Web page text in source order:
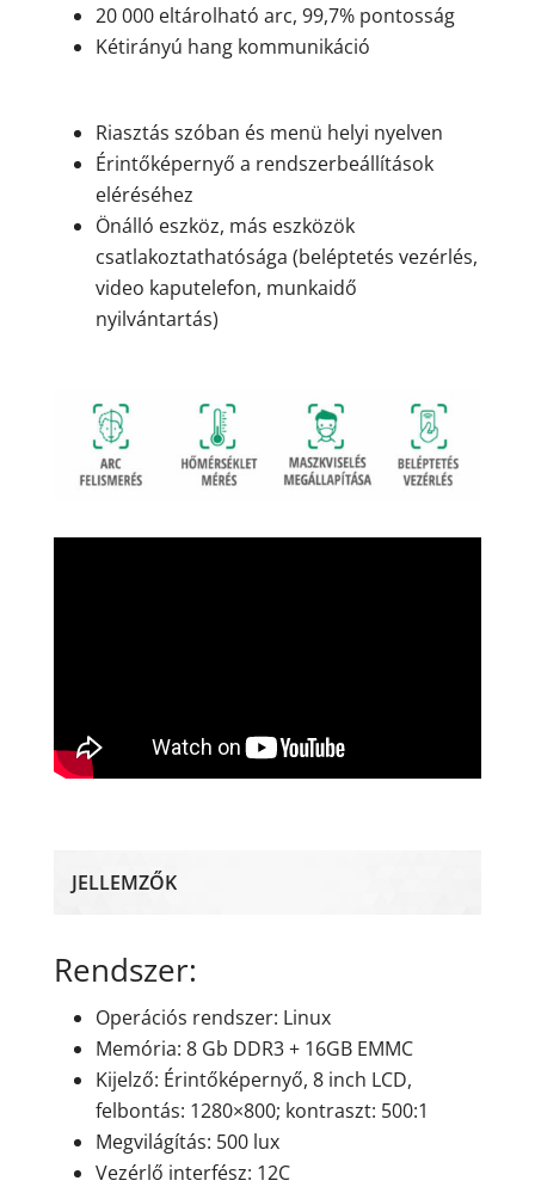
20 000 eltárolható arc, 99,7% pontosság
Kétirányú hang kommunikáció
Riasztás szóban és menü helyi nyelven
Érintőképernyő a rendszerbeállítások
eléréséhez
Önálló eszköz, más eszközök
csatlakoztathatósága (beléptetés vezérlés,
video kaputelefon, munkaidő
nyilvántartás)
JELLEMZŐK
Rendszer:
Operációs rendszer: Linux
Memória: 8 Gb DDR3 + 16GB EMMC
Kijelző: Érintőképernyő, 8 inch LCD,
felbontás: 1280×800; kontraszt: 500:1
Megvilágítás: 500 lux
Vezérlő interfész: 12C